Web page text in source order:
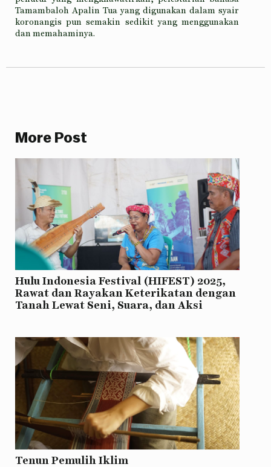
Tamambaloh Apalin Tua yang digunakan dalam syair
koronangis pun semakin sedikit yang menggunakan
dan memahaminya.
More Post
Hulu Indonesia Festival (HIFEST) 2025,
Rawat dan Rayakan Keterikatan dengan
Tanah Lewat Seni, Suara, dan Aksi
Tenun Pemulih Iklim